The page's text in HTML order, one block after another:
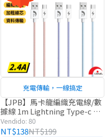
充電傳輸，一線搞定
【JPB】馬卡龍編織充電線/數
據線 1m Lightning Type-c 傳
輸線 快充線 快充
Vendido: 80
NT$138NT$199